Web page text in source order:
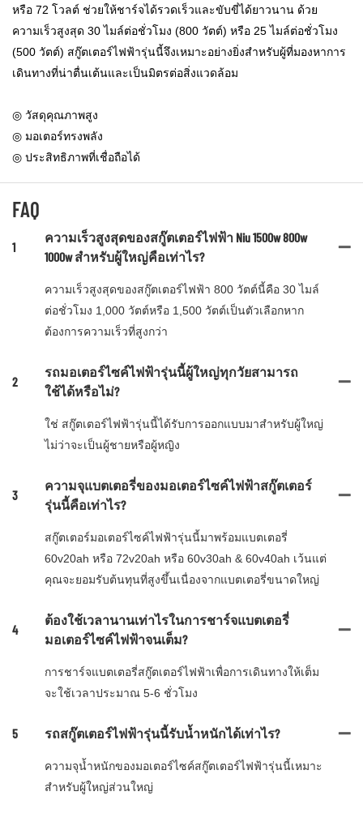
หรือ 72 โวลต์ ช่วยให้ชาร์จได้รวดเร็วและขับขี่ได้ยาวนาน ด้วย
ความเร็วสูงสุด 30 ไมล์ต่อชั่วโมง (800 วัตต์) หรือ 25 ไมล์ต่อชั่วโมง
(500 วัตต์) สกู๊ตเตอร์ไฟฟ้ารุ่นนี้จึงเหมาะอย่างยิ่งสำหรับผู้ที่มองหาการ
เดินทางที่น่าตื่นเต้นและเป็นมิตรต่อสิ่งแวดล้อม
◎ วัสดุคุณภาพสูง
◎ มอเตอร์ทรงพลัง
◎ ประสิทธิภาพที่เชื่อถือได้
FAQ
1
ความเร็วสูงสุดของสกู๊ตเตอร์ไฟฟ้า Niu 1500w 800w
1000w สำหรับผู้ใหญ่คือเท่าไร?
ความเร็วสูงสุดของสกู๊ตเตอร์ไฟฟ้า 800 วัตต์นี้คือ 30 ไมล์
ต่อชั่วโมง 1,000 วัตต์หรือ 1,500 วัตต์เป็นตัวเลือกหาก
ต้องการความเร็วที่สูงกว่า
2
รถมอเตอร์ไซค์ไฟฟ้ารุ่นนี้ผู้ใหญ่ทุกวัยสามารถ
ใช้ได้หรือไม่?
ใช่ สกู๊ตเตอร์ไฟฟ้ารุ่นนี้ได้รับการออกแบบมาสำหรับผู้ใหญ่
ไม่ว่าจะเป็นผู้ชายหรือผู้หญิง
3
ความจุแบตเตอรี่ของมอเตอร์ไซค์ไฟฟ้าสกู๊ตเตอร์
รุ่นนี้คือเท่าไร?
สกู๊ตเตอร์มอเตอร์ไซค์ไฟฟ้ารุ่นนี้มาพร้อมแบตเตอรี่
60v20ah หรือ 72v20ah หรือ 60v30ah & 60v40ah เว้นแต่
คุณจะยอมรับต้นทุนที่สูงขึ้นเนื่องจากแบตเตอรี่ขนาดใหญ่
4
ต้องใช้เวลานานเท่าไรในการชาร์จแบตเตอรี่
มอเตอร์ไซค์ไฟฟ้าจนเต็ม?
การชาร์จแบตเตอรี่สกู๊ตเตอร์ไฟฟ้าเพื่อการเดินทางให้เต็ม
จะใช้เวลาประมาณ 5-6 ชั่วโมง
5 รถสกู๊ตเตอร์ไฟฟ้ารุ่นนี้รับน้ำหนักได้เท่าไร?
ความจุน้ำหนักของมอเตอร์ไซค์สกู๊ตเตอร์ไฟฟ้ารุ่นนี้เหมาะ
สำหรับผู้ใหญ่ส่วนใหญ่